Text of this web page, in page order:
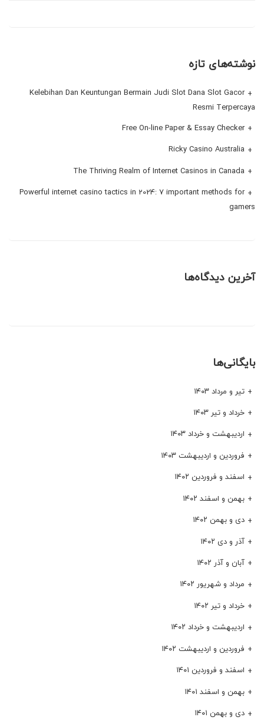
نوشته‌های تازه
Kelebihan Dan Keuntungan Bermain Judi Slot Dana Slot Gacor
Resmi Terpercaya
Free On-line Paper & Essay Checker
Ricky Casino Australia
The Thriving Realm of Internet Casinos in Canada
Powerful internet casino tactics in 2024: 7 important methods for
gamers
آخرین دیدگاه‌ها
بایگانی‌ها
تیر و مرداد ۱۴۰۳
خرداد و تیر ۱۴۰۳
اردیبهشت و خرداد ۱۴۰۳
فروردین و اردیبهشت ۱۴۰۳
اسفند و فروردین ۱۴۰۲
بهمن و اسفند ۱۴۰۲
دی و بهمن ۱۴۰۲
آذر و دی ۱۴۰۲
آبان و آذر ۱۴۰۲
مرداد و شهریور ۱۴۰۲
خرداد و تیر ۱۴۰۲
اردیبهشت و خرداد ۱۴۰۲
فروردین و اردیبهشت ۱۴۰۲
اسفند و فروردین ۱۴۰۱
بهمن و اسفند ۱۴۰۱
دی و بهمن ۱۴۰۱